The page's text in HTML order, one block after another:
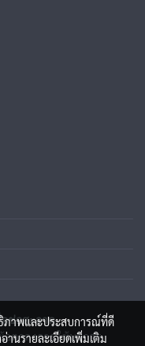
ช่อสะอาด
ตกลงการใช้บริการ
ภาพและประสบการณ์ที่ดี
านรายละเอียดเพิ่มเติม